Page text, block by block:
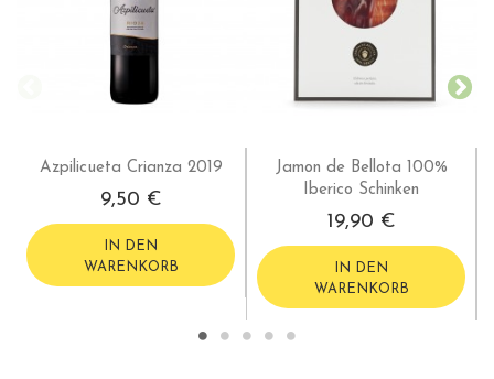
Azpilicueta Crianza 2019
9,50 €
IN DEN
WARENKORB
Jamon de Bellota 100%
Iberico Schinken
19,90 €
IN DEN
WARENKORB